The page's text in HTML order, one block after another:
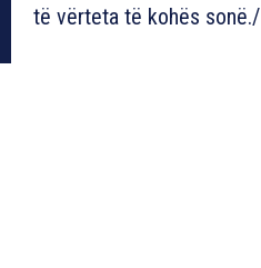
të vërteta të kohës